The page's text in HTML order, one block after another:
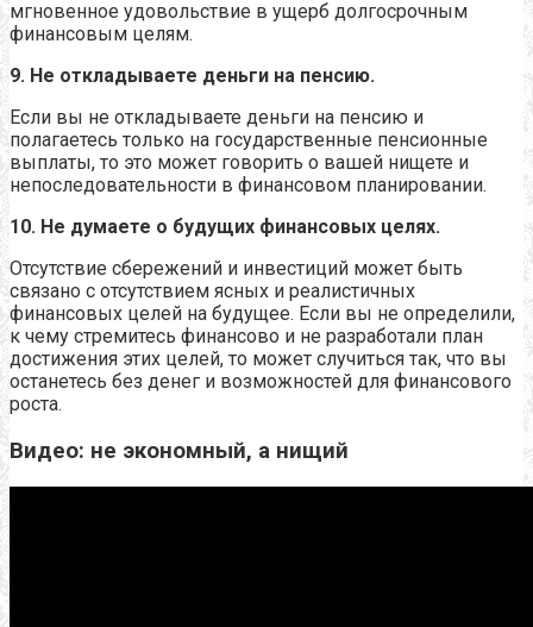
мгновенное удовольствие в ущерб долгосрочным
финансовым целям.
9. Не откладываете деньги на пенсию.
Если вы не откладываете деньги на пенсию и
полагаетесь только на государственные пенсионные
выплаты, то это может говорить о вашей нищете и
непоследовательности в финансовом планировании.
10. Не думаете о будущих финансовых целях.
Отсутствие сбережений и инвестиций может быть
связано с отсутствием ясных и реалистичных
финансовых целей на будущее. Если вы не определили,
к чему стремитесь финансово и не разработали план
достижения этих целей, то может случиться так, что вы
останетесь без денег и возможностей для финансового
роста.
Видео: не экономный, а нищий